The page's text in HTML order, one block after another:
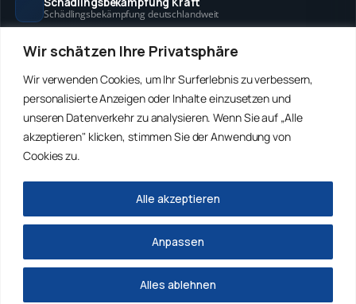
Wir schätzen Ihre Privatsphäre
Wir verwenden Cookies, um Ihr Surferlebnis zu verbessern,
personalisierte Anzeigen oder Inhalte einzusetzen und
unseren Datenverkehr zu analysieren. Wenn Sie auf „Alle
akzeptieren" klicken, stimmen Sie der Anwendung von
Cookies zu.
Anpassen
Alles ablehnen
Alle akzeptieren
Schädlingsbekämpfung deutschlandweit
Hanse Objektservice
Winterdienst Hansa
Winterdienst in Bremen & Hamburg
Winterdienst deutschlandweit
© 2026Rohrreinigung Freitag. Alle Rechte vorbehalten.
ImpressumDatenschutz